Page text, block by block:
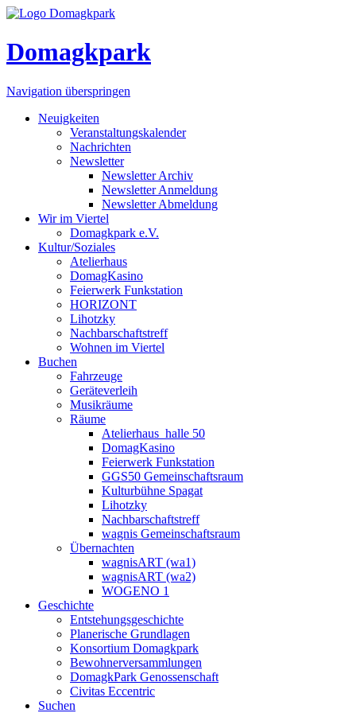
Domagkpark
Navigation überspringen
Neuigkeiten
Veranstaltungskalender
Nachrichten
Newsletter
Newsletter Archiv
Newsletter Anmeldung
Newsletter Abmeldung
Wir im Viertel
Domagkpark e.V.
Kultur/Soziales
Atelierhaus
DomagKasino
Feierwerk Funkstation
HORIZONT
Lihotzky
Nachbarschaftstreff
Wohnen im Viertel
Buchen
Fahrzeuge
Geräteverleih
Musikräume
Räume
Atelierhaus_halle 50
DomagKasino
Feierwerk Funkstation
GGS50 Gemeinschaftsraum
Kulturbühne Spagat
Lihotzky
Nachbarschaftstreff
wagnis Gemeinschaftsraum
Übernachten
wagnisART (wa1)
wagnisART (wa2)
WOGENO 1
Geschichte
Entstehungsgeschichte
Planerische Grundlagen
Konsortium Domagkpark
Bewohnerversammlungen
DomagkPark Genossenschaft
Civitas Eccentric
Suchen